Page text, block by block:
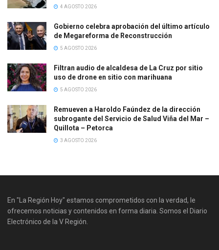
4 AGOSTO 2026
Gobierno celebra aprobación del último artículo
de Megareforma de Reconstrucción
5 AGOSTO 2026
Filtran audio de alcaldesa de La Cruz por sitio
uso de drone en sitio con marihuana
5 AGOSTO 2026
Remueven a Haroldo Faúndez de la dirección
subrogante del Servicio de Salud Viña del Mar –
Quillota – Petorca
3 AGOSTO 2026
En "La Región Hoy" estamos comprometidos con la verdad, le
ofrecemos noticias y contenidos en forma diaria. Somos el Diario
Electrónico de la V Región.